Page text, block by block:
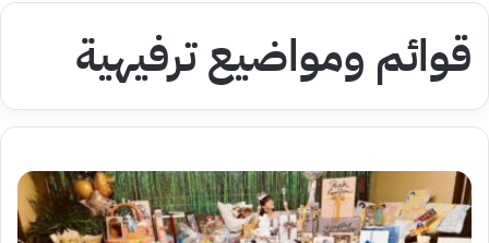
قوائم ومواضيع ترفيهية